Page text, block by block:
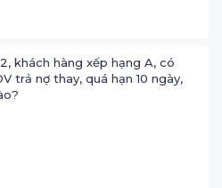
khách hàng xếp hạng A, có
trả nợ thay, quá hạn 10 ngày,